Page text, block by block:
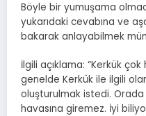
Böyle bir yumuşama
yukarıdaki cevabına ve
bakarak anlayabilmek
İlgili açıklama: “Kerkük çok
genelde Kerkük ile ilgili
oluşturulmak istedi. Orada
havasına giremez. İyi